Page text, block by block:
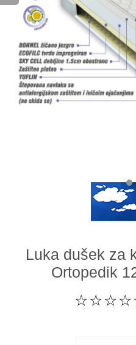
Monitori, Ogradice i tricikli
Posteljine, vrećice i baldahini
Odeća i obuća
Igračke za bebe i decu
Luka dušek za
Ortopedik
☆
☆
☆
☆